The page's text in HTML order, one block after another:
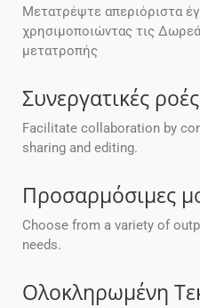
Μετατρέψτε απεριόριστα
χρησιμοποιώντας τις
μετατροπής
Συνεργατικές
Facilitate collaboration by
sharing and editing.
Προσαρμόσιμες
Choose from a variety of
needs.
Ολοκληρωμένη